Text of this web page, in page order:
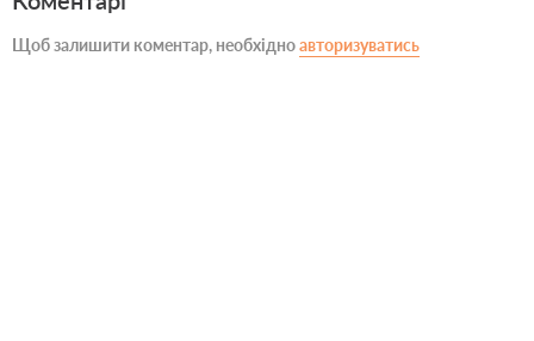
Щоб залишити коментар, необхідноавторизуватись